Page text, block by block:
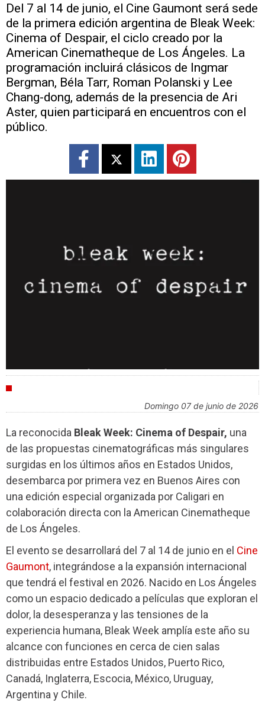
Del 7 al 14 de junio, el Cine Gaumont será sede
de la primera edición argentina de Bleak Week:
Cinema of Despair, el ciclo creado por la
American Cinematheque de Los Ángeles. La
programación incluirá clásicos de Ingmar
Bergman, Béla Tarr, Roman Polanski y Lee
Chang-dong, además de la presencia de Ari
Aster, quien participará en encuentros con el
público.
domingo 07 de junio de 2026
La reconocida Bleak Week: Cinema of Despair, una
de las propuestas cinematográficas más singulares
surgidas en los últimos años en Estados Unidos,
desembarca por primera vez en Buenos Aires con
una edición especial organizada por Caligari en
colaboración directa con la American Cinematheque
de Los Ángeles.
El evento se desarrollará del 7 al 14 de junio en el Cine
Gaumont, integrándose a la expansión internacional
que tendrá el festival en 2026. Nacido en Los Ángeles
como un espacio dedicado a películas que exploran el
dolor, la desesperanza y las tensiones de la
experiencia humana, Bleak Week amplía este año su
alcance con funciones en cerca de cien salas
distribuidas entre Estados Unidos, Puerto Rico,
Canadá, Inglaterra, Escocia, México, Uruguay,
Argentina y Chile.